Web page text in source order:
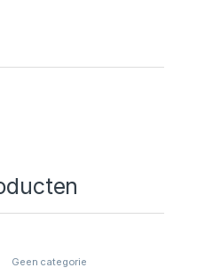
Geen categorie